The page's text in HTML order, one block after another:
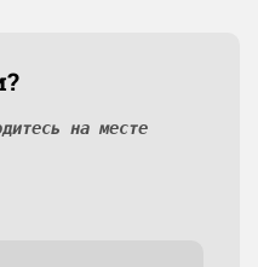
на месте